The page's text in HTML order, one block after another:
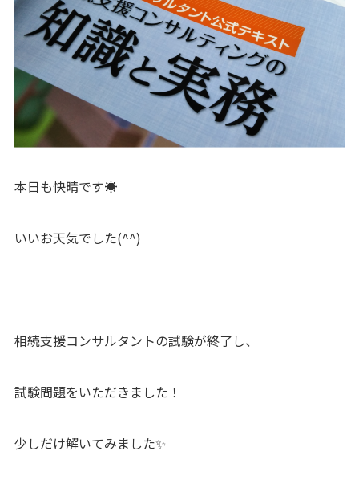
本日も快晴です☀
いいお天気でした(^^)
相続支援コンサルタントの試験が終了し、
試験問題をいただきました！
少しだけ解いてみました✨